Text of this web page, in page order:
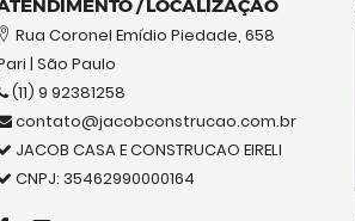
/ LOCALIZAÇÃO
Rua Coronel Emídio Piedade, 658
| São Paulo
(11) 9 92381258
contato@jacobconstrucao.com.br
JACOB CASA E CONSTRUCAO EIRELI
CNPJ: 35462990000164